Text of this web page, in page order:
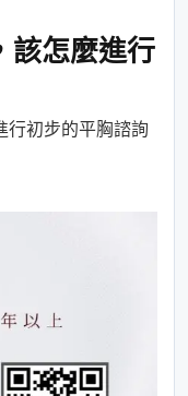
該怎麼進行
行初步的平胸諮詢